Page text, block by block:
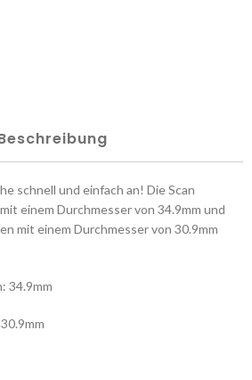
schnell und einfach an! Die Scan
einem Durchmesser von 34.9mm und
mit einem Durchmesser von 30.9mm
34.9mm